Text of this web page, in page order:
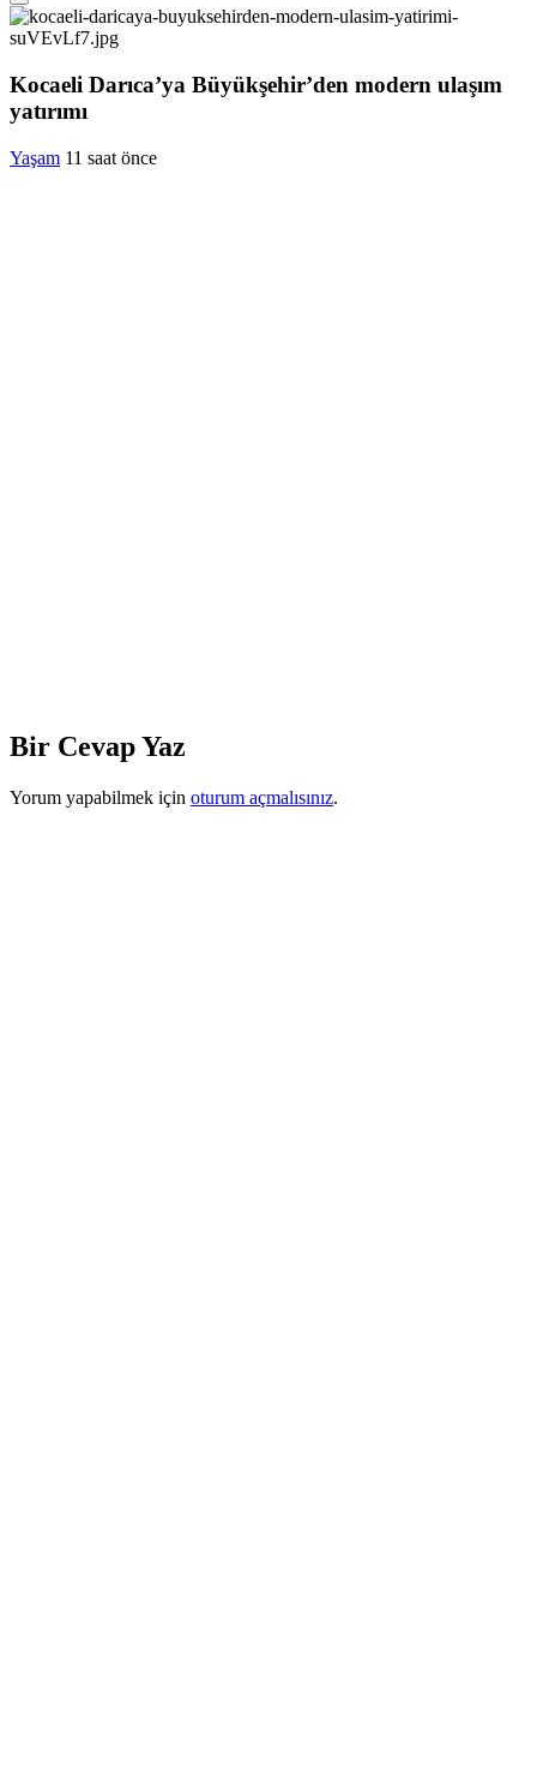
Kocaeli Darıca’ya Büyükşehir’den modern ulaşım
yatırımı
Yaşam 11 saat önce
Bir Cevap Yaz
Yorum yapabilmek için oturum açmalısınız.